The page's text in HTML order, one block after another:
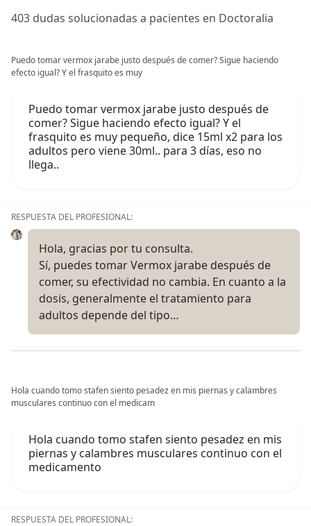
403 dudas solucionadas a pacientes en Doctoralia
Puedo tomar vermox jarabe justo después de comer? Sigue haciendo
efecto igual? Y el frasquito es muy
Puedo tomar vermox jarabe justo después de
comer? Sigue haciendo efecto igual? Y el
frasquito es muy pequeño, dice 15ml x2 para los
adultos pero viene 30ml.. para 3 días, eso no
llega..
RESPUESTA DEL PROFESIONAL:
Hola, gracias por tu consulta.
Sí, puedes tomar Vermox jarabe después de
comer, su efectividad no cambia. En cuanto a la
dosis, generalmente el tratamiento para
adultos depende del tipo…
Hola cuando tomo stafen siento pesadez en mis piernas y calambres
musculares continuo con el medicam
Hola cuando tomo stafen siento pesadez en mis
piernas y calambres musculares continuo con el
medicamento
RESPUESTA DEL PROFESIONAL: